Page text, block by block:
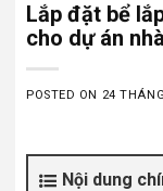
Lắp đặt bể
cho dự án
POSTED ON 24
Nội dung